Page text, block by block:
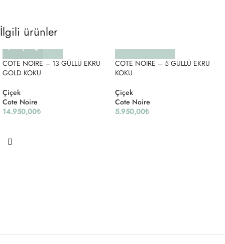
İlgili ürünler
COTE NOIRE – 13 GÜLLÜ EKRU
GOLD KOKU
Çiçek
Cote Noire
14.950,00₺
COTE NOIRE – 5 GÜLLÜ EKRU
KOKU
Çiçek
Cote Noire
5.950,00₺